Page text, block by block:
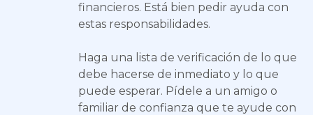
financieros. Está bien pedir ayuda con
estas responsabilidades.
Haga una lista de verificación de lo que
debe hacerse de inmediato y lo que
puede esperar. Pídele a un amigo o
familiar de confianza que te ayude con